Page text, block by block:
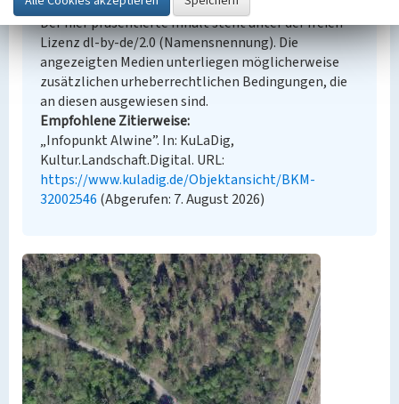
Der hier präsentierte Inhalt steht unter der freien
Lizenz dl-by-de/2.0 (Namensnennung). Die
angezeigten Medien unterliegen möglicherweise
zusätzlichen urheberrechtlichen Bedingungen, die
an diesen ausgewiesen sind.
Empfohlene Zitierweise
„Infopunkt Alwine”. In: KuLaDig,
Kultur.Landschaft.Digital. URL:
https://www.kuladig.de/Objektansicht/BKM-
32002546 (Abgerufen: 7. August 2026)